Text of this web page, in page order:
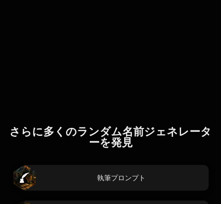
さらに多くのランダム名前ジェネレータ
ーを発見
執筆プロンプト